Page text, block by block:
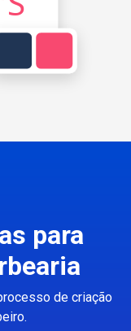
para
de criação